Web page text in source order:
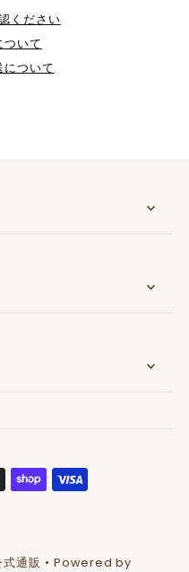
ください
ついて
について
通販 • Powered by